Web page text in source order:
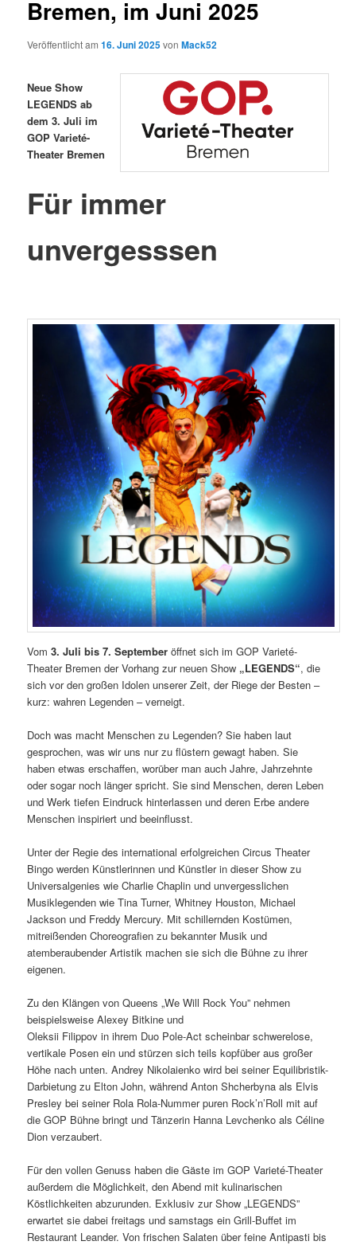
g
v
g
a
Bremen, im Juni 2025
Veröffentlicht am16. Juni 2025vonMack52
Neue Show
LEGENDS ab
dem 3. Juli im
GOP Varieté-
Theater Bremen
Für immer
unvergesssen
Vom3. Juli bis 7. Septemberöffnet sich im GOP Varieté-
Theater Bremen der Vorhang zur neuen Show „LEGENDS“, die
sich vor den großen Idolen unserer Zeit, der Riege der Besten –
kurz: wahren Legenden – verneigt.
Doch was macht Menschen zu Legenden? Sie haben laut
gesprochen, was wir uns nur zu flüstern gewagt haben. Sie
haben etwas erschaffen, worüber man auch Jahre, Jahrzehnte
oder sogar noch länger spricht. Sie sind Menschen, deren Leben
und Werk tiefen Eindruck hinterlassen und deren Erbe andere
Menschen inspiriert und beeinflusst.
Unter der Regie des international erfolgreichen Circus Theater
Bingo werden Künstlerinnen und Künstler in dieser Show zu
Universalgenies wie Charlie Chaplin und unvergesslichen
Musiklegenden wie Tina Turner, Whitney Houston, Michael
Jackson und Freddy Mercury. Mit schillernden Kostümen,
mitreißenden Choreografien zu bekannter Musik und
atemberaubender Artistik machen sie sich die Bühne zu ihrer
eigenen.
Zu den Klängen von Queens „We Will Rock You” nehmen
beispielsweise Alexey Bitkine und
Oleksii Filippov in ihrem Duo Pole-Act scheinbar schwerelose,
vertikale Posen ein und stürzen sich teils kopfüber aus großer
Höhe nach unten. Andrey Nikolaienko wird bei seiner Equilibristik-
Darbietung zu Elton John, während Anton Shcherbyna als Elvis
Presley bei seiner Rola Rola-Nummer puren Rock’n’Roll mit auf
die GOP Bühne bringt und Tänzerin Hanna Levchenko als Céline
Dion verzaubert.
Für den vollen Genuss haben die Gäste im GOP Varieté-Theater
außerdem die Möglichkeit, den Abend mit kulinarischen
Köstlichkeiten abzurunden. Exklusiv zur Show „LEGENDS”
erwartet sie dabei freitags und samstags ein Grill-Buffet im
Restaurant Leander. Von frischen Salaten über feine Antipasti bis